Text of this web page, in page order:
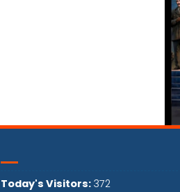
Today's Visitors: 372